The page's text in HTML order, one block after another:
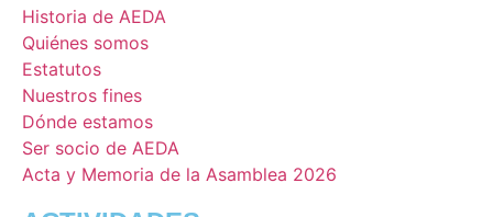
Historia de AEDA
Quiénes somos
Estatutos
Nuestros fines
Dónde estamos
Ser socio de AEDA
Acta y Memoria de la Asamblea 2026